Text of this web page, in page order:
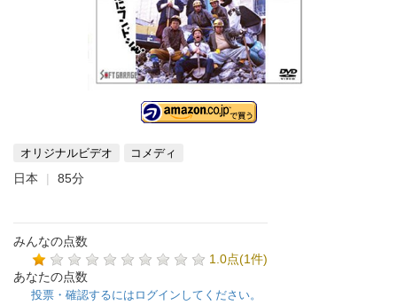
オリジナルビデオ コメディ
日本 85分
みんなの点数
1.0点(1件)
あなたの点数
投票・確認するにはログインしてください。